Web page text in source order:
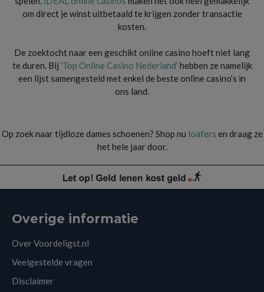
om direct je winst uitbetaald te krijgen zonder transactie
kosten.
De zoektocht naar een geschikt online casino hoeft niet lang
te duren. Bij ‘Top Online Casino Nederland’ hebben ze namelijk
een lijst samengesteld met enkel de beste online casino’s in
ons land.
Op zoek naar tijdloze dames schoenen? Shop nu loafers en draag ze
het hele jaar door.
Overige informatie
Over Voordeligst.nl
Veelgestelde vragen
Disclaimer